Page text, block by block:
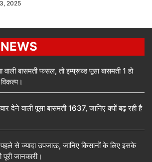
2025
वाली बासमती फसल, तो इम्प्रूव्ड पूसा बासमती 1 हो
देने वाली पूसा बासमती 1637, जानिए क्यों बढ़ रही है
पहले से ज्यादा उपजाऊ, जानिए किसानों के लिए इसके
जानकारी।